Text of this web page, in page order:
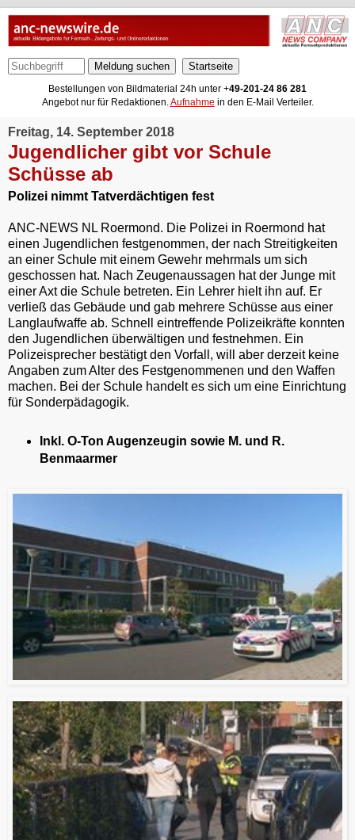
Meldung suchen
Bestellungen von Bildmaterial 24h unter +49-201-24 86 281
Angebot nur für Redaktionen.Aufnahme in den E-Mail Verteiler.
Freitag, 14. September 2018
Jugendlicher gibt vor Schule
Schüsse ab
Polizei nimmt Tatverdächtigen fest
ANC-NEWS NL Roermond. Die Polizei in Roermond hat
einen Jugendlichen festgenommen, der nach Streitigkeiten
an einer Schule mit einem Gewehr mehrmals um sich
geschossen hat. Nach Zeugenaussagen hat der Junge mit
einer Axt die Schule betreten. Ein Lehrer hielt ihn auf. Er
verließ das Gebäude und gab mehrere Schüsse aus einer
Langlaufwaffe ab. Schnell eintreffende Polizeikräfte konnten
den Jugendlichen überwältigen und festnehmen. Ein
Polizeisprecher bestätigt den Vorfall, will aber derzeit keine
Angaben zum Alter des Festgenommenen und den Waffen
machen. Bei der Schule handelt es sich um eine Einrichtung
für Sonderpädagogik.
Inkl. O-Ton Augenzeugin sowie M. und R.
Benmaarmer